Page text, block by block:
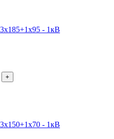
- 1кВ
+
- 1кВ